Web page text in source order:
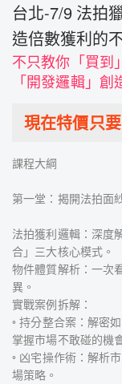
台北-7/9 法拍
造倍數獲利的
不只教你「買到
「開發邏輯」創
現在特價只要
課程大綱
第一堂：揭開法拍面
法拍獲利邏輯：深度
合」三大核心模式。
物件體質解析：一次
異。
實戰案例拆解：
◦ 持分整合案：解密
掌握市場不敢碰的機
◦ 凶宅操作術：解析
場策略。